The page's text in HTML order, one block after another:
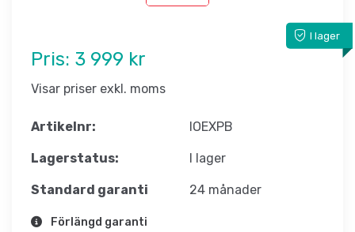
I lager
Pris: 3 999 kr
Visar priser exkl. moms
Artikelnr: IOEXPB
Lagerstatus: I lager
Standard garanti 24 månader
Förlängd garanti